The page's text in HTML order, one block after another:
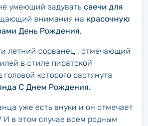
умеющий задувать свечи для
внимания на красочную
День Рождения.
летний сорванец , отмечающий
в стиле пиратской
которого растянута
С Днем Рождения.
уже есть внуки и он отмечает
И в этом случае всем родным